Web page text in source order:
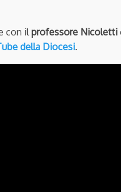
con ilprofessore Nicoletti
della Diocesi.